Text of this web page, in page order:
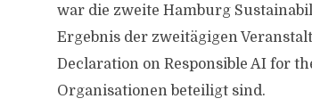
war die zweite Hamburg
Ergebnis der zweitägigen
Declaration on Responsible AI for
Organisationen beteiligt sind.